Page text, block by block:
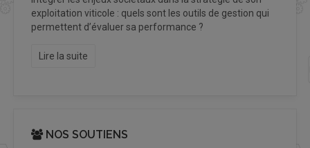
exploitation viticole : quels sont les outils de gestion qui
permettent d’évaluer sa performance ?
Lire la suite
NOS SOUTIENS